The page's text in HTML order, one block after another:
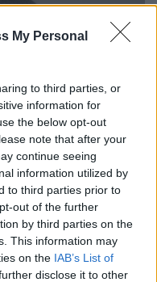
My Personal
to third parties, or
information for
the below opt-out
note that after your
continue seeing
information utilized by
to third parties prior to
out of the further
by third parties on the
This information may
on the IAB’s List of
disclose it to other
keményen
ezt meglépik a